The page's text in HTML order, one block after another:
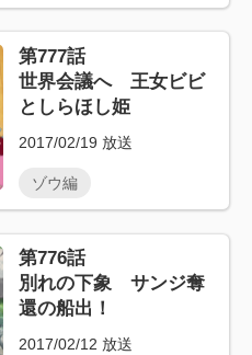
第777話
世界会議へ 王女ビビ
としらほし姫
2017/02/19 放送
ゾウ編
第776話
別れの下象 サンジ奪
還の船出！
2017/02/12 放送